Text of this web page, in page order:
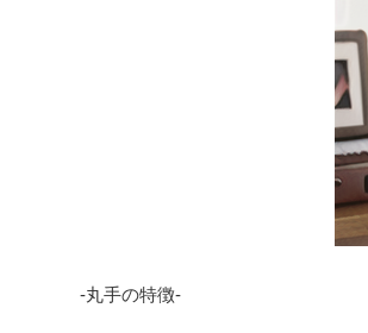
-丸手の特徴-